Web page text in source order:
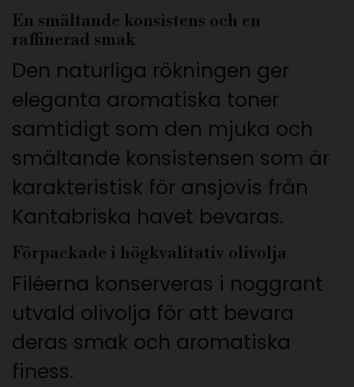
En smältande konsistens och en
raffinerad smak
Den naturliga rökningen ger
eleganta aromatiska toner
samtidigt som den mjuka och
smältande konsistensen som är
karakteristisk för ansjovis från
Kantabriska havet bevaras.
Förpackade i högkvalitativ olivolja
Filéerna konserveras i noggrant
utvald olivolja för att bevara
deras smak och aromatiska
finess.